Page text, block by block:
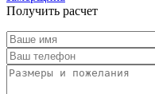
Получить расчет